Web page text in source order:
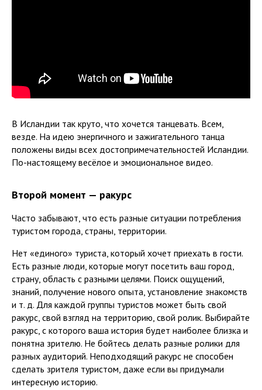
В Исландии так круто, что хочется танцевать. Всем,
везде. На идею энергичного и зажигательного танца
положены виды всех достопримечательностей Исландии.
По-настоящему весёлое и эмоциональное видео.
Второй момент — ракурс
Часто забывают, что есть разные ситуации потребления
туристом города, страны, территории.
Нет «единого» туриста, который хочет приехать в гости.
Есть разные люди, которые могут посетить ваш город,
страну, область с разными целями. Поиск ощущений,
знаний, получение нового опыта, установление знакомств
и т. д. Для каждой группы туристов может быть свой
ракурс, свой взгляд на территорию, свой ролик. Выбирайте
ракурс, с которого ваша история будет наиболее близка и
понятна зрителю. Не бойтесь делать разные ролики для
разных аудиторий. Неподходящий ракурс не способен
сделать зрителя туристом, даже если вы придумали
интересную историю.